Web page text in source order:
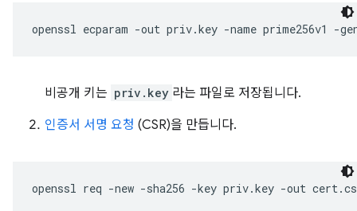
openssl ecparam -out priv.key -name prime256v1
비공개 키는 priv.key 라는 파일로 저장됩니다.
인증서 서명 요청 (CSR)을 만듭니다.
openssl req -new -sha256 -key priv.key -out